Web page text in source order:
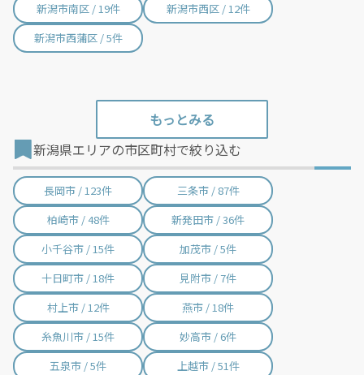
新潟市南区 / 19件
新潟市西区 / 12件
新潟市西蒲区 / 5件
新潟県エリアの市区町村で絞り込む
長岡市 / 123件
三条市 / 87件
柏崎市 / 48件
新発田市 / 36件
小千谷市 / 15件
加茂市 / 5件
十日町市 / 18件
見附市 / 7件
村上市 / 12件
燕市 / 18件
糸魚川市 / 15件
妙高市 / 6件
五泉市 / 5件
上越市 / 51件